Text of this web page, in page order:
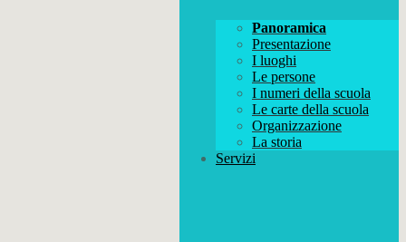
Panoramica
Presentazione
I luoghi
Le persone
I numeri della scuola
Le carte della scuola
Organizzazione
La storia
Servizi